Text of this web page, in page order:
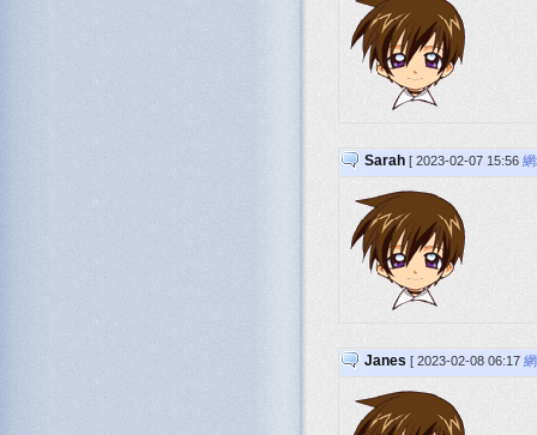
Sarah [ 2023-02-07 15:56
Janes [ 2023-02-08 06:17